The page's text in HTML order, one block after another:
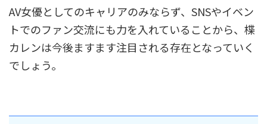
AV女優としてのキャリアのみならず、SNSやイベン
トでのファン交流にも力を入れていることから、楪
カレンは今後ますます注目される存在となっていく
でしょう。